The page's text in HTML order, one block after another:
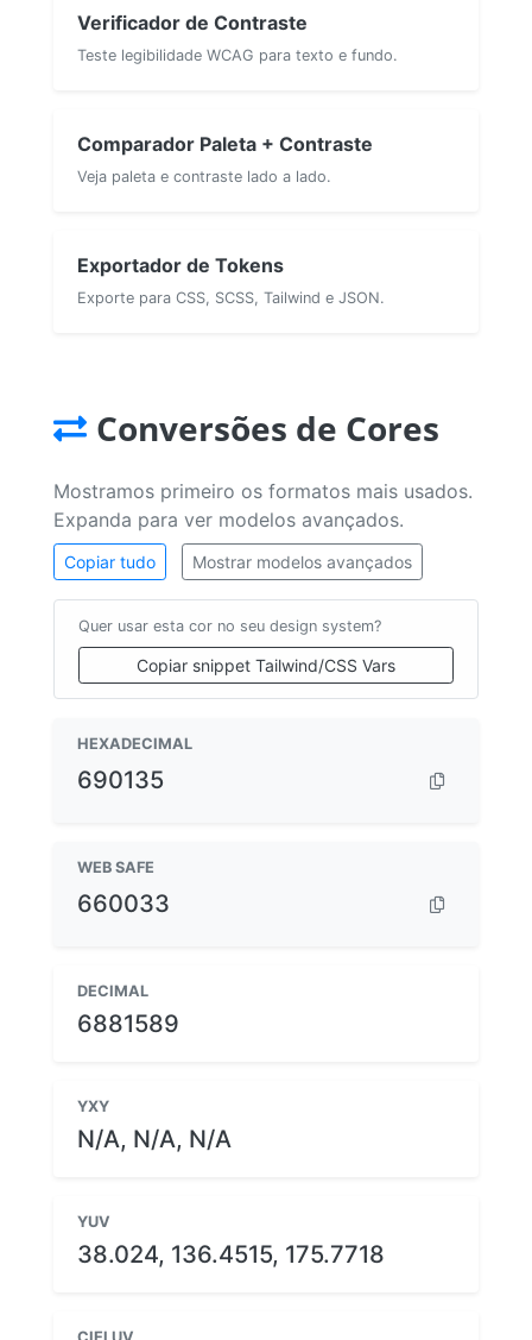
Verificador de Contraste
Teste legibilidade WCAG para texto e fundo.
Comparador Paleta + Contraste
Veja paleta e contraste lado a lado.
Exportador de Tokens
Exporte para CSS, SCSS, Tailwind e JSON.
Conversões de Cores
Mostramos primeiro os formatos mais usados.
Expanda para ver modelos avançados.
Copiar tudo Mostrar modelos avançados
Quer usar esta cor no seu design system?
Copiar snippet Tailwind/CSS Vars
HEXADECIMAL
690135
WEB SAFE
660033
DECIMAL
6881589
YXY
N/A, N/A, N/A
YUV
38.024, 136.4515, 175.7718
CIELUV